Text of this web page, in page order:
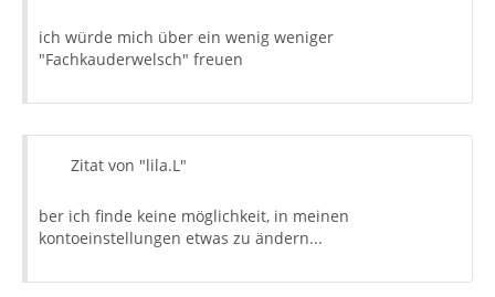
ich würde mich über ein wenig weniger
"Fachkauderwelsch" freuen
Zitat von "lila.L"
ber ich finde keine möglichkeit, in meinen
kontoeinstellungen etwas zu ändern...